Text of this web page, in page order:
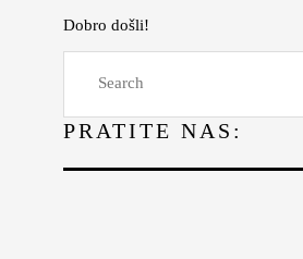
Dobro došli!
PRATITE NAS:
Lepota